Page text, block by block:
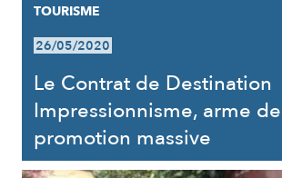
TOURISME
26/05/2020
Le Contrat de Destination
Impressionnisme, arme de
promotion massive